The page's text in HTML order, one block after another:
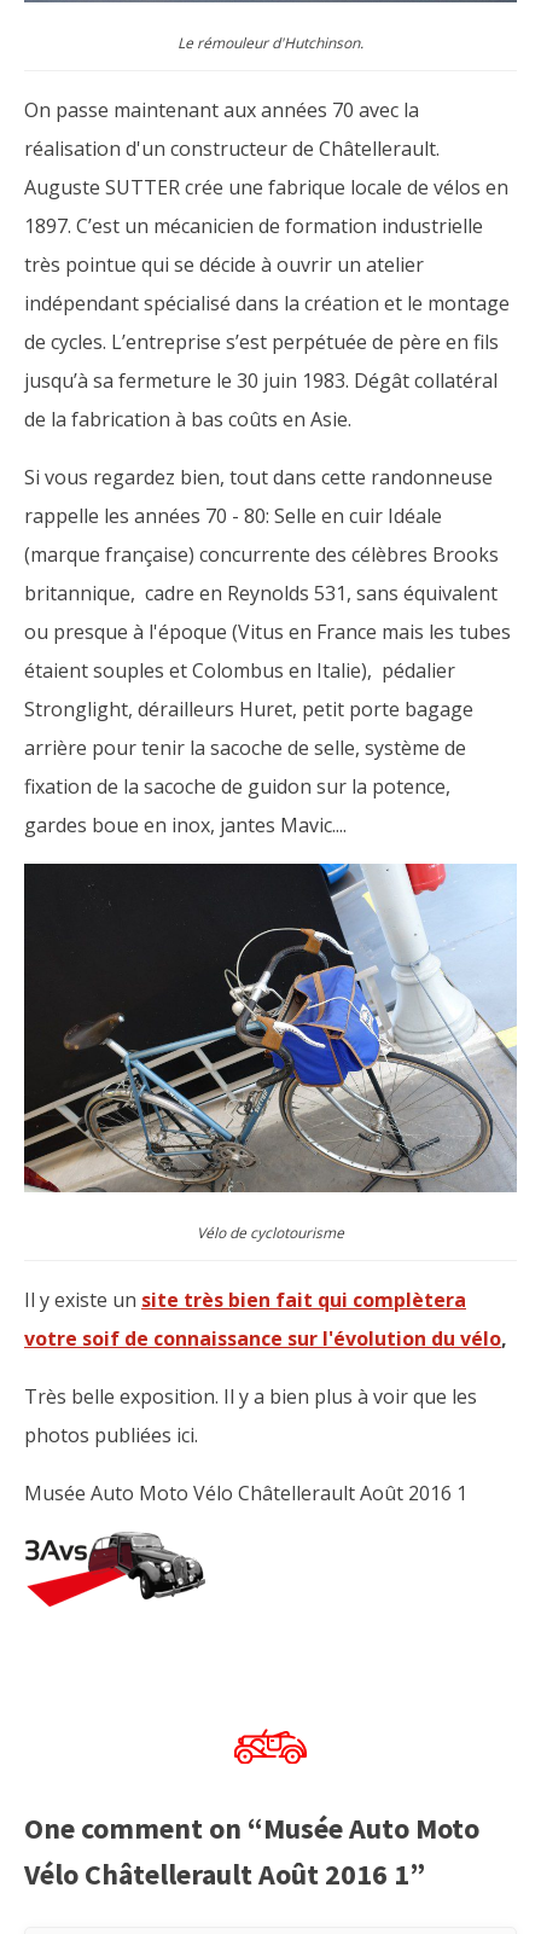
Le rémouleur d'Hutchinson.
On passe maintenant aux années 70 avec la
réalisation d'un constructeur de Châtellerault.
Auguste SUTTER crée une fabrique locale de vélos en
1897. C’est un mécanicien de formation industrielle
très pointue qui se décide à ouvrir un atelier
indépendant spécialisé dans la création et le montage
de cycles. L’entreprise s’est perpétuée de père en fils
jusqu’à sa fermeture le 30 juin 1983. Dégât collatéral
de la fabrication à bas coûts en Asie.
Si vous regardez bien, tout dans cette randonneuse
rappelle les années 70 - 80: Selle en cuir Idéale
(marque française) concurrente des célèbres Brooks
britannique, cadre en Reynolds 531, sans équivalent
ou presque à l'époque (Vitus en France mais les tubes
étaient souples et Colombus en Italie), pédalier
Stronglight, dérailleurs Huret, petit porte bagage
arrière pour tenir la sacoche de selle, système de
fixation de la sacoche de guidon sur la potence,
gardes boue en inox, jantes Mavic....
Vélo de cyclotourisme
Il y existe un site très bien fait qui complètera
votre soif de connaissance sur l'évolution du vélo,
Très belle exposition. Il y a bien plus à voir que les
photos publiées ici.
Musée Auto Moto Vélo Châtellerault Août 2016 1
One comment on “Musée Auto Moto
Vélo Châtellerault Août 2016 1”